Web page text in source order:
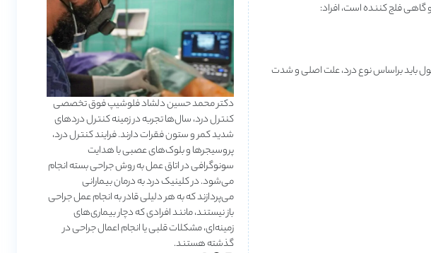
گاهی فلج‌ کننده است، افراد:
باید براساس نوع درد، علت اصلی و شدت
دکتر محمد حسین دلشاد فلوشیپ فوق تخصصی
کنترل درد، سال‌ها تجربه در زمینه کنترل دردهای
شدید کمر و ستون فقرات دارند. فرایند کنترل درد،
پروسیجرها و بلوک‌های عصبی با هدایت
سونوگرافی در اتاق عمل به روش جراحی بسته انجام
می‌شود. در کلینیک درد به درمان‌ بیمارانی
می‌پردازند که به هر دلیلی قادر به انجام عمل جراحی
باز نیستند، مانند افرادی که دچار بیماری‌های
زمینه‌ای، مشکلات قلبی یا انجام اعمال جراحی در
گذشته هستند.